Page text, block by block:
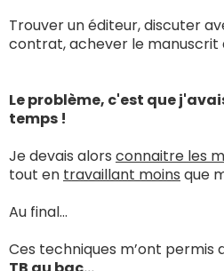
Trouver un éditeur, discuter
contrat, achever le manuscrit
Le problème, c'est que
temps !
Je devais alors connaitre les
tout en travaillant moins que
Au final...
Ces techniques m’ont permis